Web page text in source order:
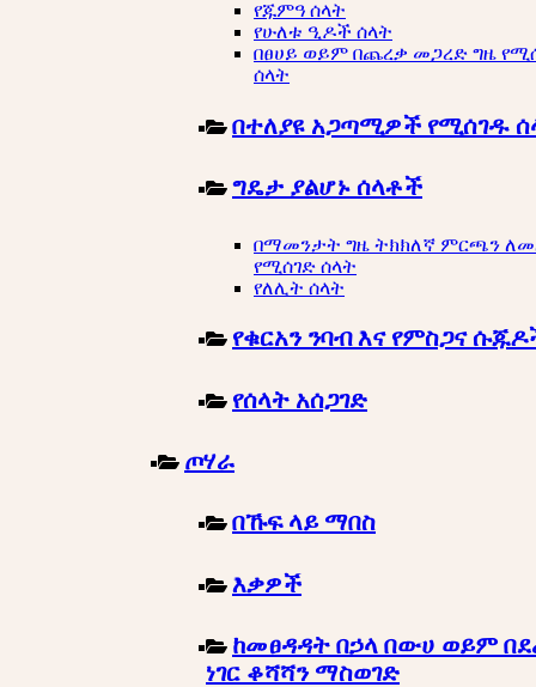
የጁምዓ ሰላት
የሁለቱ ዒዶች ሰላት
በፀሀይ ወይም በጨረቃ መጋረድ ግዜ
ሰላት
በተለያዩ አጋጣሚዎች የሚሰገዱ
ግዴታ ያልሆኑ ሰላቶች
በማመንታት ግዜ ትክክለኛ ምርጫን
የሚሰገድ ሰላት
የለሊት ሰላት
የቁርአን ንባብ እና የምስጋና
የሰላት አሰጋገድ
ጦሃራ
በኹፍ ላይ ማበስ
እቃዎች
ከመፀዳዳት በኃላ በውሀ ወይም
ነገር ቆሻሻን ማስወገድ